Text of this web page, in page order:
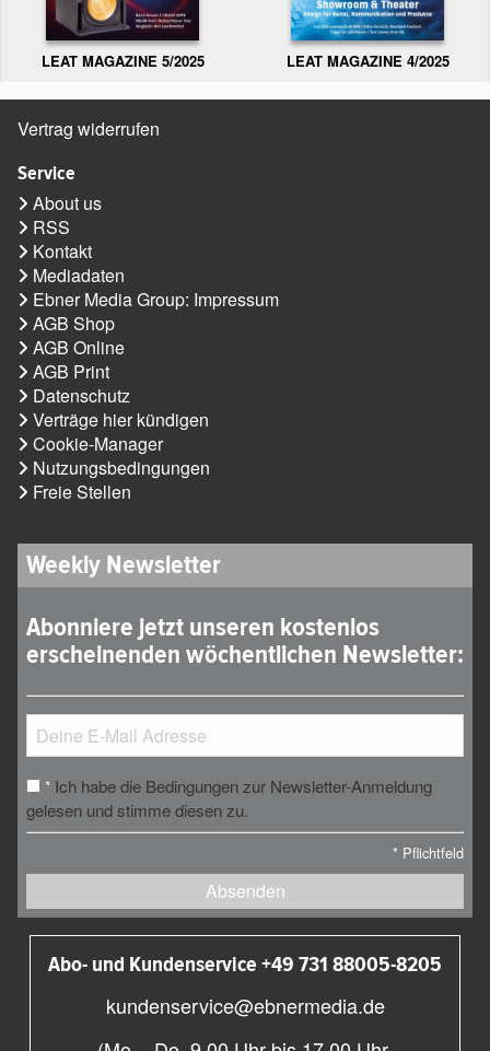
LEAT MAGAZINE 5/2025 LEAT MAGAZINE 4/2025
Vertrag widerrufen
Service
About us
RSS
Kontakt
Mediadaten
Ebner Media Group: Impressum
AGB Shop
AGB Online
AGB Print
Datenschutz
Verträge hier kündigen
Cookie-Manager
Nutzungsbedingungen
Freie Stellen
Weekly Newsletter
Abonniere jetzt unseren kostenlos
erscheinenden wöchentlichen Newsletter:
* Ich habe die Bedingungen zur Newsletter-Anmeldung
gelesen und stimme diesen zu.
* Pflichtfeld
Absenden
Abo- und Kundenservice +49 731 88005-8205
kundenservice@ebnermedia.de